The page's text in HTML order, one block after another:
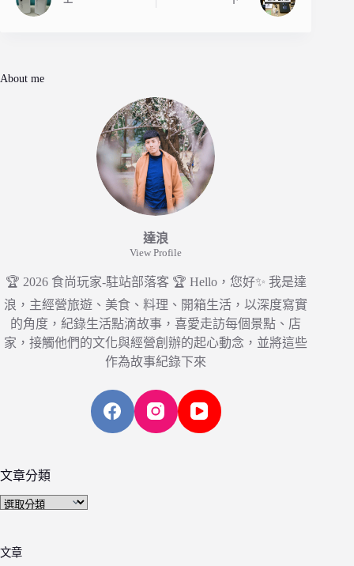
About me
達浪
View Profile
🏆 2026 食尚玩家-駐站部落客 🏆 Hello，您好✨ 我是達
浪，主經營旅遊、美食、料理、開箱生活，以深度寫實
的角度，紀錄生活點滴故事，喜愛走訪每個景點、店
家，接觸他們的文化與經營創辦的起心動念，並將這些
作為故事紀錄下來
文章分類
文
類
文章